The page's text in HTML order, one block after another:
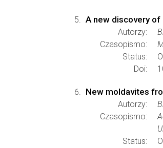
A new discovery
Autorzy:
Czasopismo:
Status:
Doi:
New moldavites
Autorzy:
Czasopismo:
Status: